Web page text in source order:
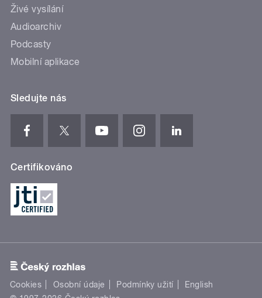
Živé vysílání
Audioarchiv
Podcasty
Mobilní aplikace
Sledujte nás
Certifikováno
Cookies Osobní údaje Podmínky užití
English